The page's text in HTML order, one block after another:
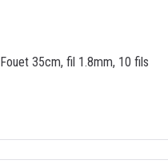
Fouet 35cm, fil 1.8mm, 10 fils